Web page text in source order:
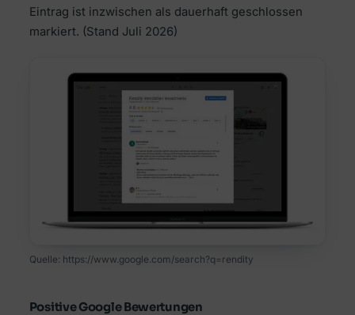
Eintrag ist inzwischen als dauerhaft geschlossen
markiert. (Stand Juli 2026)
Quelle: https://www.google.com/search?q=rendity
Positive Google Bewertungen